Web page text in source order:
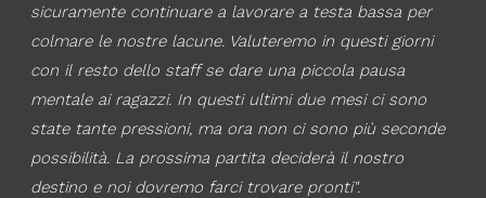
sicuramente continuare a lavorare a testa bassa per
colmare le nostre lacune. Valuteremo in questi giorni
con il resto dello staff se dare una piccola pausa
mentale ai ragazzi. In questi ultimi due mesi ci sono
state tante pressioni, ma ora non ci sono più seconde
possibilità. La prossima partita deciderà il nostro
destino e noi dovremo farci trovare pronti".